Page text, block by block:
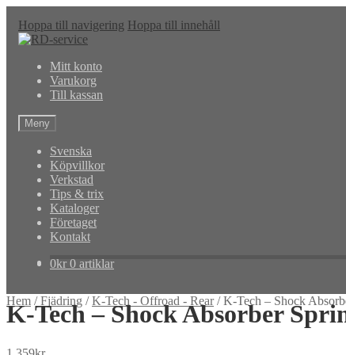
Hoppa till navigering Hoppa till innehåll
Mitt konto
Varukorg
Till kassan
Meny
Svenska
Köpvillkor
Verkstad
Tips & trix
Kataloger
Företaget
Kontakt
0kr 0 artiklar
Hem /Fjädring /K-Tech - Offroad - Rear/K-Tech – Shock
K-Tech – Shock Absorber